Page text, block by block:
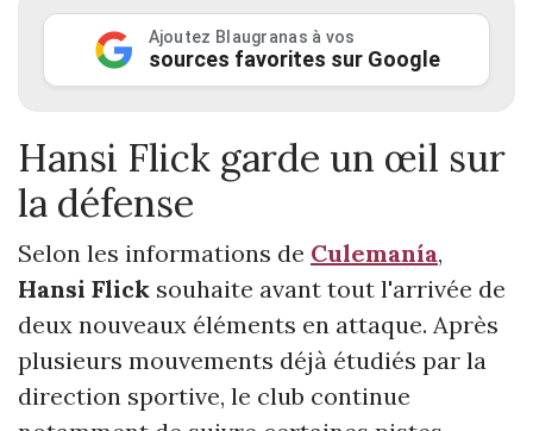
Ajoutez Blaugranas à vos
sources favorites sur Google
Hansi Flick garde un œil sur
la défense
Selon les informations de Culemanía,
Hansi Flick souhaite avant tout l'arrivée de
deux nouveaux éléments en attaque. Après
plusieurs mouvements déjà étudiés par la
direction sportive, le club continue